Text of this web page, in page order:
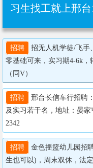
习生找工就上邢台
招聘
招无人机学徒/飞手
零基础可来，实习期4-6k，
（同V）
招聘
邢台长信车行招聘
及实习若干名，地址：晏
2342
招聘
金色摇篮幼儿园招
生也可以)，周末双休，法